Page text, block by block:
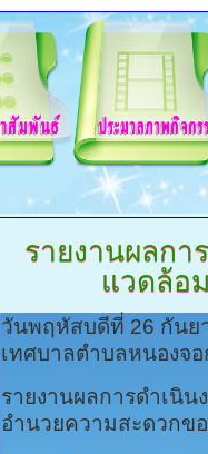
รายงานผลกา
แวดล้อ
วันพฤหัสบดีที่ 26 กันย
เทศบาลตำบลหนองจ
รายงานผลการดำเนิ
อำนวยความสะดวกข